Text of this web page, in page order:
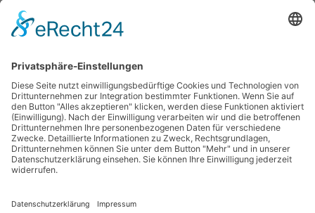
ASICS GEL-PULSE 17 Laufschuhe Damen
Salomon OUTCHILL Winterschuhe Damen
ASICS GEL-CUMULUS 28 Laufschuhe Damen
Trailrunnersdog